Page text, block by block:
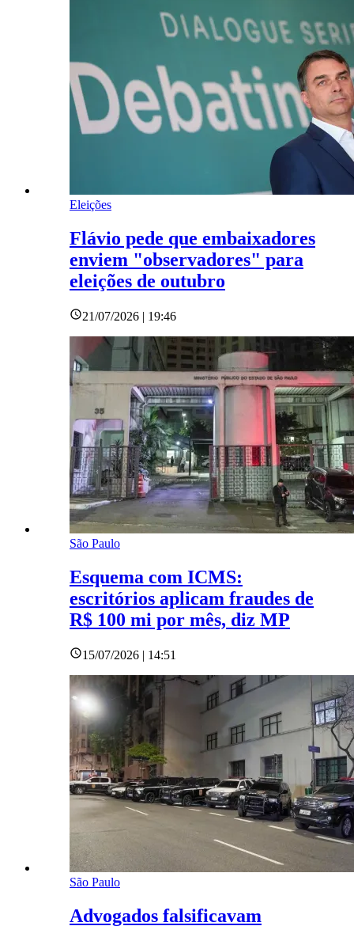
Eleições
Flávio pede que embaixadores
enviem "observadores" para
eleições de outubro
21/07/2026 | 19:46
São Paulo
Esquema com ICMS:
escritórios aplicam fraudes de
R$ 100 mi por mês, diz MP
15/07/2026 | 14:51
São Paulo
Advogados falsificavam